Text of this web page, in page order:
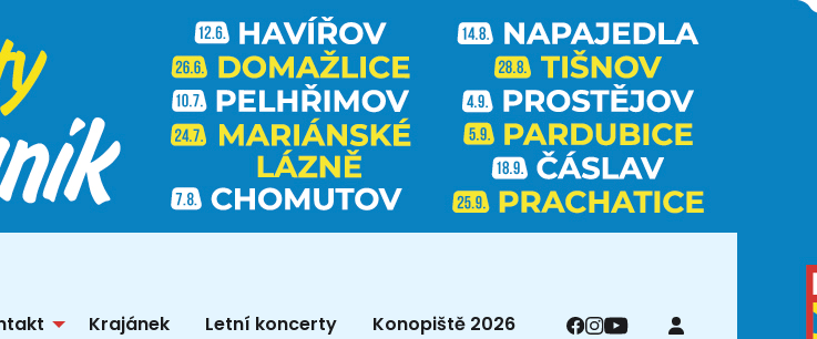
Krajánek Letní koncerty Konopiště 2026